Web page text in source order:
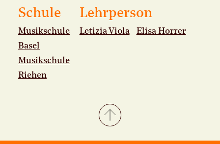
Schule
Musikschule
Basel
Musikschule
Riehen
Lehrperson
Letizia Viola Elisa Horrer